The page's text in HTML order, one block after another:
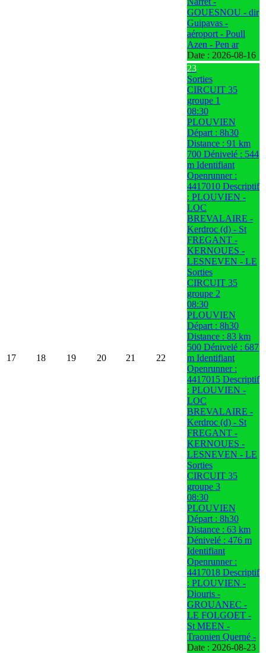
GOUESNOU - dir
Guipavas -
aéroport - Poull
Azen - Pen ar
Date : 2026-08-16
17 18 19 20 21 22
23
Sorties
CIRCUIT 35
groupe 1
08:30
PLOUVIEN
Départ : 8h30
Distance : 91 km
700 Dénivelé : 544
m Identifiant
Openrunner :
4417010 Descriptif
: PLOUVIEN -
LOC
BREVALAIRE -
Kerdroc (d) - St
FREGANT -
KERNOUES -
LESNEVEN - LE
Sorties
CIRCUIT 35
groupe 2
08:30
PLOUVIEN
Départ : 8h30
Distance : 83 km
500 Dénivelé : 687
m Identifiant
Openrunner :
4417015 Descriptif
: PLOUVIEN -
LOC
BREVALAIRE -
Kerdroc (d) - St
FREGANT -
KERNOUES -
LESNEVEN - LE
Sorties
CIRCUIT 35
groupe 3
08:30
PLOUVIEN
Départ : 8h30
Distance : 63 km
Dénivelé : 476 m
Identifiant
Openrunner :
4417018 Descriptif
: PLOUVIEN -
Diouris -
GROUANEC -
LE FOLGOET -
St MEEN -
Traonien Querné -
Date : 2026-08-23